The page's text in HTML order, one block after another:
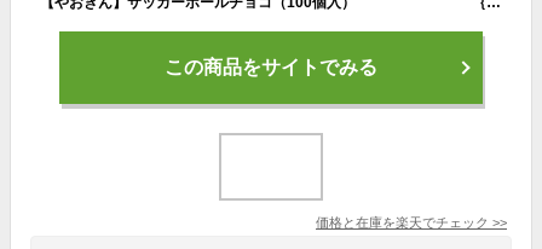
この商品をサイトでみる
価格と在庫を楽天でチェック >>